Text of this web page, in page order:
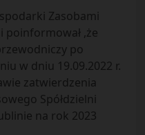
Zasobami
poinformował ,że
po
w dniu 19.09.2022 r.
zatwierdzenia
Spółdzielni
na rok 2023